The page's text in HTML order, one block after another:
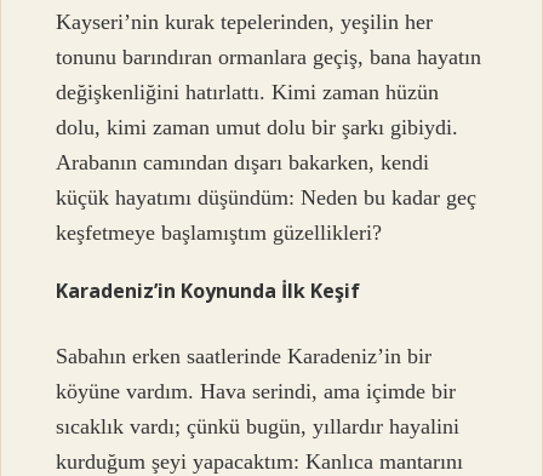
Kayseri’nin kurak tepelerinden, yeşilin her
tonunu barındıran ormanlara geçiş, bana hayatın
değişkenliğini hatırlattı. Kimi zaman hüzün
dolu, kimi zaman umut dolu bir şarkı gibiydi.
Arabanın camından dışarı bakarken, kendi
küçük hayatımı düşündüm: Neden bu kadar geç
keşfetmeye başlamıştım güzellikleri?
Karadeniz’in Koynunda İlk Keşif
Sabahın erken saatlerinde Karadeniz’in bir
köyüne vardım. Hava serindi, ama içimde bir
sıcaklık vardı; çünkü bugün, yıllardır hayalini
kurduğum şeyi yapacaktım: Kanlıca mantarını